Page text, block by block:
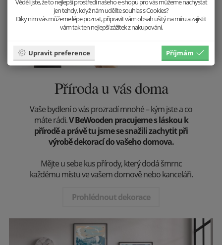
Příroda u vás doma
Vaše bydlení o vás prozradí mnohé – kým jste a co
máte rádi.V BeWooden pracujeme s láskou k
přírodě a právě tu jsme se snažili zachytit při
výrobě dekorací do vašeho domova.
Mějte u sebe kus přírody, který dodá šmrnc
každému místu ve vašem domově nebo kanceláři.
Prohlédnout dekorace
jen tehdy, když nám udělíte souhlas s Cookies?
Díky nim vás můžeme lépe poznat, připravit vám obsah ušitý na míru a zajistit
vám tak ten nejlepší zážitek z nakupování.
Upravit preference Příjmám